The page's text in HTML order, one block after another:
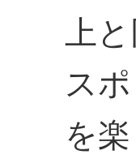
上
ス
を